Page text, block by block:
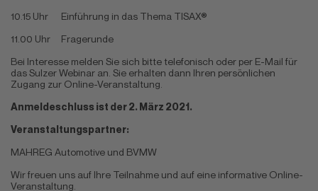
10.15 Uhr Einführung in das Thema TISAX®
11.00 Uhr Fragerunde
Bei Interesse melden Sie sich bitte telefonisch oder per E-Mail für
das Sulzer Webinar an. Sie erhalten dann Ihren persönlichen
Zugang zur Online-Veranstaltung.
Anmeldeschluss ist der 2. März 2021.
Veranstaltungspartner:
MAHREG Automotive und BVMW
Wir freuen uns auf Ihre Teilnahme und auf eine informative Online-
Veranstaltung.